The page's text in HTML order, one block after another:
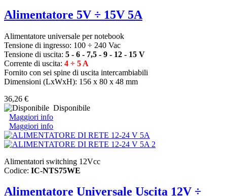
Alimentatore 5V ÷ 15V 5A
Alimentatore universale per notebook
Tensione di ingresso: 100 ÷ 240 Vac
Tensione di uscita: 5 - 6 - 7,5 - 9 - 12 - 15 V
Corrente di uscita: 4 ÷ 5 A
Fornito con sei spine di uscita intercambiabili
Dimensioni (LxWxH): 156 x 80 x 48 mm
36,26 €
Disponibile
Maggiori info
Maggiori info
Alimentatori switching 12Vcc
Codice: IC-NTS75WE
Alimentatore Universale Uscita 12V ÷